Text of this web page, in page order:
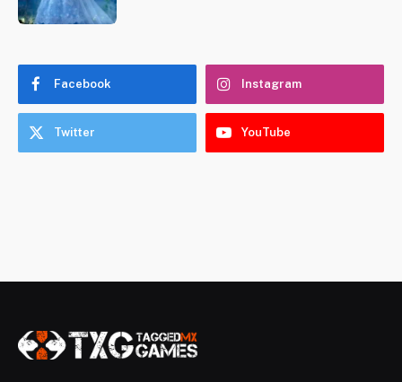
Facebook Instagram
Twitter YouTube